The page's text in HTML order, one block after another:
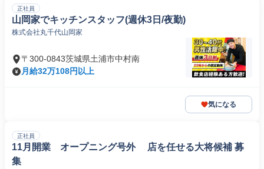
正社員
山岡家でキッチンスタッフ(週休3日/夜勤)
株式会社丸千代山岡家
〒300-0843茨城県土浦市中村南
月給32万108円以上
気になる
正社員
11月開業 オープニング号外 店を任せる大将候補 募
集